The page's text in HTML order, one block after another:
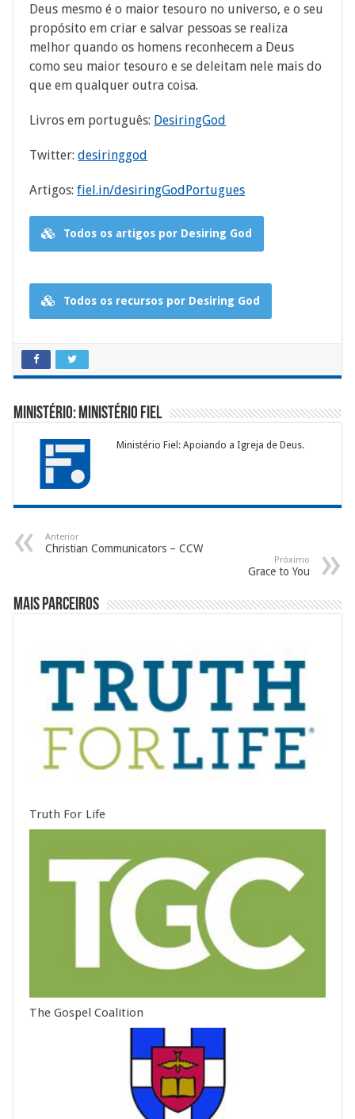
Deus mesmo é o maior tesouro no universo, e o seu
propósito em criar e salvar pessoas se realiza
melhor quando os homens reconhecem a Deus
como seu maior tesouro e se deleitam nele mais do
que em qualquer outra coisa.
Livros em português: DesiringGod
Twitter:desiringgod
Artigos:fiel.in/desiringGodPortugues
Todos os artigos por Desiring God
Todos os recursos por Desiring God
Ministério: Ministério Fiel
Ministério Fiel: Apoiando a Igreja de Deus.
Anterior
Christian Communicators – CCW
Próximo
Grace to You
Mais Parceiros
Truth For Life
The Gospel Coalition